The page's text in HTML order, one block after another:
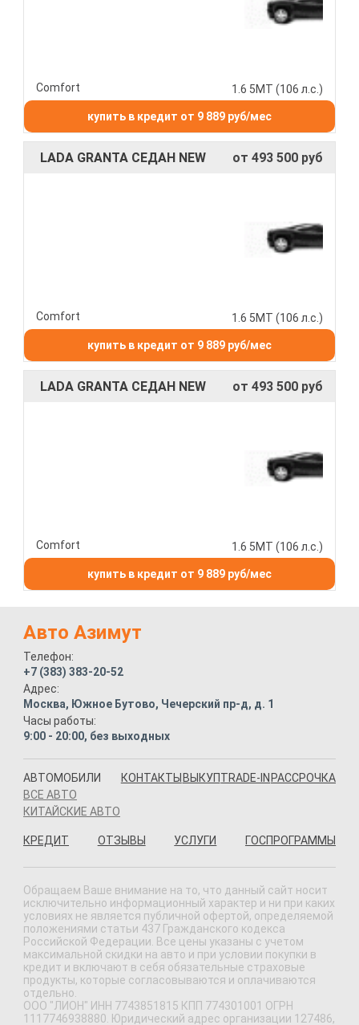
Comfort 1.6 5МТ (106 л.с.)
купить в кредит от 9 889 руб/мес
LADA GRANTA СЕДАН NEW от 493 500 руб
Comfort 1.6 5МТ (106 л.с.)
купить в кредит от 9 889 руб/мес
LADA GRANTA СЕДАН NEW от 493 500 руб
Comfort 1.6 5МТ (106 л.с.)
купить в кредит от 9 889 руб/мес
Авто Азимут
Телефон:
+7 (383) 383-20-52
Адрес:
Москва, Южное Бутово, Чечерский пр-д, д. 1
Часы работы:
9:00 - 20:00, без выходных
АВТОМОБИЛИ
ВСЕ АВТО
КИТАЙСКИЕ АВТО
КОНТАКТЫ ВЫКУПTRADE-IN РАССРОЧКА
КРЕДИТ ОТЗЫВЫ УСЛУГИ ГОСПРОГРАММЫ
Обращаем Ваше внимание на то, что данный сайт носит
исключительно информационный характер и ни при каких
условиях не является публичной офертой, определяемой
положениями статьи 437 Гражданского кодекса
Российской Федерации. Все цены указаны с учетом
максимальной скидки на авто и при условии покупки в
кредит и включают в себя обязательные страховые
продукты, которые согласовываются и оплачиваются
отдельно.
ООО "ЛИОН" ИНН 7743851815 КПП 774301001 ОГРН
1117746938880. Юридический адрес организации 127486,